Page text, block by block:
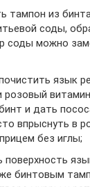
тампон из
соды,
соды можно
язык
розовый
и дать
впрыснуть в
без иглы;
поверхность
бинтовым